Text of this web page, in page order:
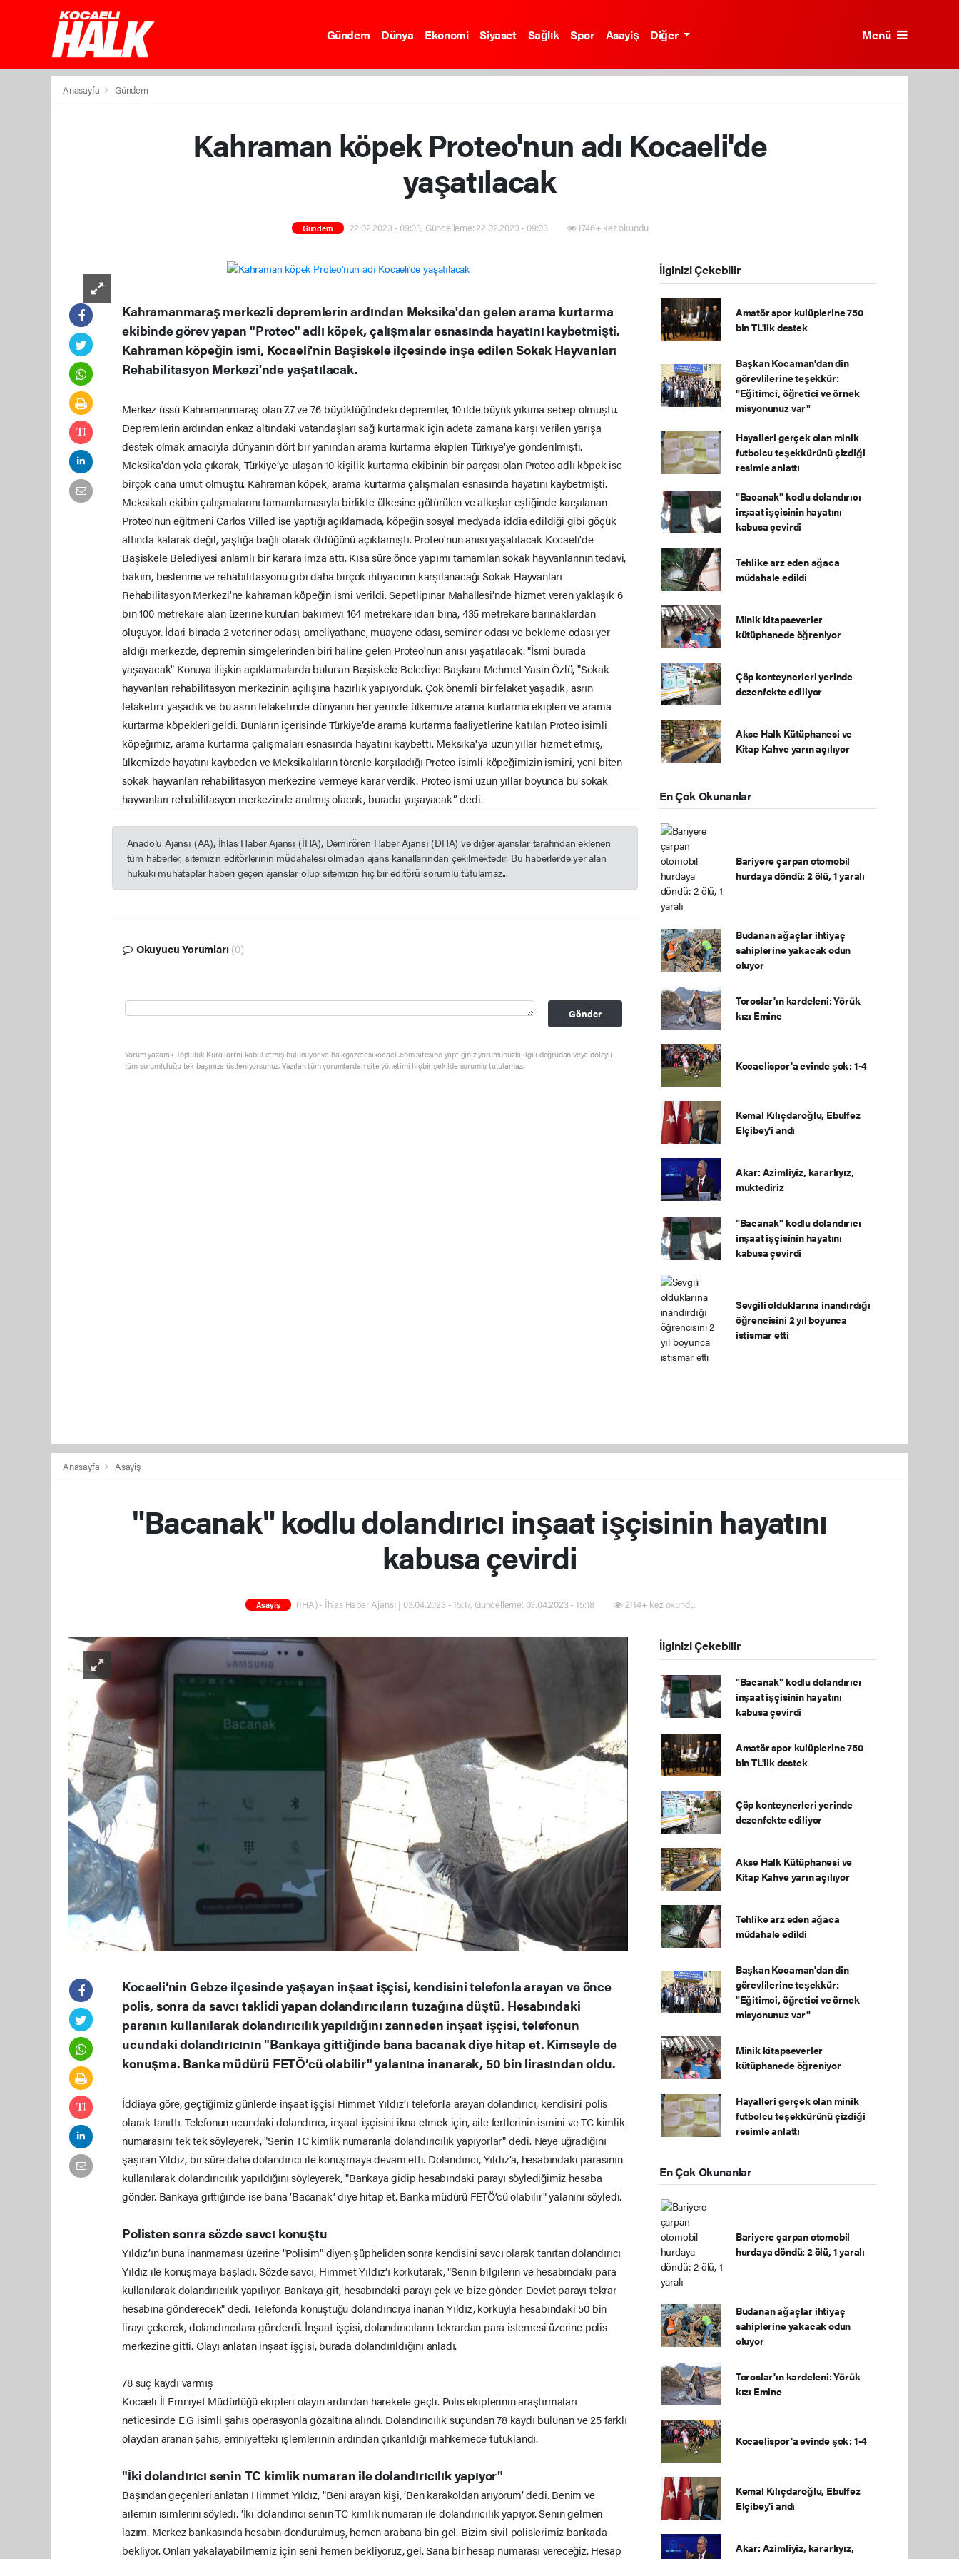
Gündem Dünya Ekonomi Siyaset Sağlık Spor Asayiş Diğer Menü
Anasayfa Gündem
Kahraman köpek Proteo'nun adı Kocaeli'de
yaşatılacak
Gündem 22.02.2023 - 09:03, Güncelleme: 22.02.2023 - 09:03 1746+ kez okundu.
Kahramanmaraş merkezli depremlerin ardından Meksika'dan gelen arama kurtarma
ekibinde görev yapan "Proteo" adlı köpek, çalışmalar esnasında hayatını kaybetmişti.
Kahraman köpeğin ismi, Kocaeli'nin Başiskele ilçesinde inşa edilen Sokak Hayvanları
Rehabilitasyon Merkezi'nde yaşatılacak.
Merkez üssü Kahramanmaraş olan 7.7 ve 7.6 büyüklüğündeki depremler, 10 ilde büyük yıkıma sebep olmuştu.
Depremlerin ardından enkaz altındaki vatandaşları sağ kurtarmak için adeta zamana karşı verilen yarışa
destek olmak amacıyla dünyanın dört bir yanından arama kurtarma ekipleri Türkiye’ye gönderilmişti.
Meksika'dan yola çıkarak, Türkiye’ye ulaşan 10 kişilik kurtarma ekibinin bir parçası olan Proteo adlı köpek ise
birçok cana umut olmuştu. Kahraman köpek, arama kurtarma çalışmaları esnasında hayatını kaybetmişti.
Meksikalı ekibin çalışmalarını tamamlamasıyla birlikte ülkesine götürülen ve alkışlar eşliğinde karşılanan
Proteo'nun eğitmeni Carlos Villed ise yaptığı açıklamada, köpeğin sosyal medyada iddia edildiği gibi göçük
altında kalarak değil, yaşlığa bağlı olarak öldüğünü açıklamıştı. Proteo'nun anısı yaşatılacak Kocaeli'de
Başiskele Belediyesi anlamlı bir karara imza attı. Kısa süre önce yapımı tamamlan sokak hayvanlarının tedavi,
bakım, beslenme ve rehabilitasyonu gibi daha birçok ihtiyacının karşılanacağı Sokak Hayvanları
Rehabilitasyon Merkezi'ne kahraman köpeğin ismi verildi. Sepetlipınar Mahallesi’nde hizmet veren yaklaşık 6
bin 100 metrekare alan üzerine kurulan bakımevi 164 metrekare idari bina, 435 metrekare barınaklardan
oluşuyor. İdari binada 2 veteriner odası, ameliyathane, muayene odası, seminer odası ve bekleme odası yer
aldığı merkezde, depremin simgelerinden biri haline gelen Proteo'nun anısı yaşatılacak. "İsmi burada
yaşayacak" Konuya ilişkin açıklamalarda bulunan Başiskele Belediye Başkanı Mehmet Yasin Özlü, "Sokak
hayvanları rehabilitasyon merkezinin açılışına hazırlık yapıyorduk. Çok önemli bir felaket yaşadık, asrın
felaketini yaşadık ve bu asrın felaketinde dünyanın her yerinde ülkemize arama kurtarma ekipleri ve arama
kurtarma köpekleri geldi. Bunların içerisinde Türkiye’de arama kurtarma faaliyetlerine katılan Proteo isimli
köpeğimiz, arama kurtarma çalışmaları esnasında hayatını kaybetti. Meksika'ya uzun yıllar hizmet etmiş,
ülkemizde hayatını kaybeden ve Meksikalıların törenle karşıladığı Proteo isimli köpeğimizin ismini, yeni biten
sokak hayvanları rehabilitasyon merkezine vermeye karar verdik. Proteo ismi uzun yıllar boyunca bu sokak
hayvanları rehabilitasyon merkezinde anılmış olacak, burada yaşayacak” dedi.
Anadolu Ajansı (AA), İhlas Haber Ajansı (İHA), Demirören Haber Ajansı (DHA) ve diğer ajanslar tarafından eklenen
tüm haberler, sitemizin editörlerinin müdahalesi olmadan ajans kanallarından çekilmektedir. Bu haberlerde yer alan
hukuki muhataplar haberi geçen ajanslar olup sitemizin hiç bir editörü sorumlu tutulamaz...
Okuyucu Yorumları (0)
Gönder
Yorum yazarak Topluluk Kuralları’nı kabul etmiş bulunuyor ve halkgazetesikocaeli.com sitesine yaptığınız yorumunuzla ilgili doğrudan veya dolaylı
tüm sorumluluğu tek başınıza üstleniyorsunuz. Yazılan tüm yorumlardan site yönetimi hiçbir şekilde sorumlu tutulamaz.
İlginizi Çekebilir
Amatör spor kulüplerine 750
bin TL'lik destek
Başkan Kocaman'dan din
görevlilerine teşekkür:
"Eğitimci, öğretici ve örnek
misyonunuz var"
Hayalleri gerçek olan minik
futbolcu teşekkürünü çizdiği
resimle anlattı
"Bacanak" kodlu dolandırıcı
inşaat işçisinin hayatını
kabusa çevirdi
Tehlike arz eden ağaca
müdahale edildi
Minik kitapseverler
kütüphanede öğreniyor
Çöp konteynerleri yerinde
dezenfekte ediliyor
Akse Halk Kütüphanesi ve
Kitap Kahve yarın açılıyor
En Çok Okunanlar
Bariyere çarpan otomobil
hurdaya döndü: 2 ölü, 1 yaralı
Budanan ağaçlar ihtiyaç
sahiplerine yakacak odun
oluyor
Toroslar'ın kardeleni: Yörük
kızı Emine
Kocaelispor'a evinde şok: 1-4
Kemal Kılıçdaroğlu, Ebulfez
Elçibey'i andı
Akar: Azimliyiz, kararlıyız,
muktediriz
"Bacanak" kodlu dolandırıcı
inşaat işçisinin hayatını
kabusa çevirdi
Sevgili olduklarına inandırdığı
öğrencisini 2 yıl boyunca
istismar etti
Anasayfa Asayiş
"Bacanak" kodlu dolandırıcı inşaat işçisinin hayatını
kabusa çevirdi
Asayiş (İHA) - İhlas Haber Ajansı | 03.04.2023 - 15:17, Güncelleme: 03.04.2023 - 15:18 2114+ kez okundu.
Kocaeli’nin Gebze ilçesinde yaşayan inşaat işçisi, kendisini telefonla arayan ve önce
polis, sonra da savcı taklidi yapan dolandırıcıların tuzağına düştü. Hesabındaki
paranın kullanılarak dolandırıcılık yapıldığını zanneden inşaat işçisi, telefonun
ucundaki dolandırıcının "Bankaya gittiğinde bana bacanak diye hitap et. Kimseyle de
konuşma. Banka müdürü FETÖ’cü olabilir" yalanına inanarak, 50 bin lirasından oldu.
İddiaya göre, geçtiğimiz günlerde inşaat işçisi Himmet Yıldız’ı telefonla arayan dolandırıcı, kendisini polis
olarak tanıttı. Telefonun ucundaki dolandırıcı, inşaat işçisini ikna etmek için, aile fertlerinin ismini ve TC kimlik
numarasını tek tek söyleyerek, "Senin TC kimlik numaranla dolandırıcılık yapıyorlar" dedi. Neye uğradığını
şaşıran Yıldız, bir süre daha dolandırıcı ile konuşmaya devam etti. Dolandırıcı, Yıldız’a, hesabındaki parasının
kullanılarak dolandırıcılık yapıldığını söyleyerek, "Bankaya gidip hesabındaki parayı söylediğimiz hesaba
gönder. Bankaya gittiğinde ise bana ’Bacanak’ diye hitap et. Banka müdürü FETÖ’cü olabilir" yalanını söyledi.
Polisten sonra sözde savcı konuştu
Yıldız’ın buna inanmaması üzerine "Polisim" diyen şüpheliden sonra kendisini savcı olarak tanıtan dolandırıcı
Yıldız ile konuşmaya başladı. Sözde savcı, Himmet Yıldız’ı korkutarak, "Senin bilgilerin ve hesabındaki para
kullanılarak dolandırıcılık yapılıyor. Bankaya git, hesabındaki parayı çek ve bize gönder. Devlet parayı tekrar
hesabına gönderecek" dedi. Telefonda konuştuğu dolandırıcıya inanan Yıldız, korkuyla hesabındaki 50 bin
lirayı çekerek, dolandırıcılara gönderdi. İnşaat işçisi, dolandırıcıların tekrardan para istemesi üzerine polis
merkezine gitti. Olayı anlatan inşaat işçisi, burada dolandırıldığını anladı.
78 suç kaydı varmış
Kocaeli İl Emniyet Müdürlüğü ekipleri olayın ardından harekete geçti. Polis ekiplerinin araştırmaları
neticesinde E.G isimli şahıs operasyonla gözaltına alındı. Dolandırıcılık suçundan 78 kaydı bulunan ve 25 farklı
olaydan aranan şahıs, emniyetteki işlemlerinin ardından çıkarıldığı mahkemece tutuklandı.
"İki dolandırıcı senin TC kimlik numaran ile dolandırıcılık yapıyor"
Başından geçenleri anlatan Himmet Yıldız, "Beni arayan kişi, ’Ben karakoldan arıyorum’ dedi. Benim ve
ailemin isimlerini söyledi. ’İki dolandırıcı senin TC kimlik numaran ile dolandırıcılık yapıyor. Senin gelmen
lazım. Merkez bankasında hesabın dondurulmuş, hemen arabana bin gel. Bizim sivil polislerimiz bankada
bekliyor. Onları yakalayabilmemiz için seni hemen bekliyoruz, gel. Sana bir hesap numarası vereceğiz. Hesap
İlginizi Çekebilir
"Bacanak" kodlu dolandırıcı
inşaat işçisinin hayatını
kabusa çevirdi
Amatör spor kulüplerine 750
bin TL'lik destek
Çöp konteynerleri yerinde
dezenfekte ediliyor
Akse Halk Kütüphanesi ve
Kitap Kahve yarın açılıyor
Tehlike arz eden ağaca
müdahale edildi
Başkan Kocaman'dan din
görevlilerine teşekkür:
"Eğitimci, öğretici ve örnek
misyonunuz var"
Minik kitapseverler
kütüphanede öğreniyor
Hayalleri gerçek olan minik
futbolcu teşekkürünü çizdiği
resimle anlattı
En Çok Okunanlar
Bariyere çarpan otomobil
hurdaya döndü: 2 ölü, 1 yaralı
Budanan ağaçlar ihtiyaç
sahiplerine yakacak odun
oluyor
Toroslar'ın kardeleni: Yörük
kızı Emine
Kocaelispor'a evinde şok: 1-4
Kemal Kılıçdaroğlu, Ebulfez
Elçibey'i andı
Akar: Azimliyiz, kararlıyız,